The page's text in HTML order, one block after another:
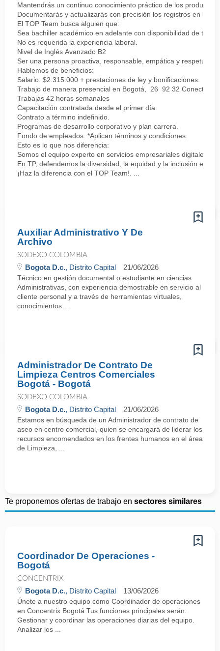
Mantendrás un continuo conocimiento práctico de los
Documentarás y actualizarás con precisión los registros en los
El TOP Team busca alguien que:
Sea bachiller académico en adelante con disponibilidad de
No es requerida la experiencia laboral.
Nivel de Inglés Avanzado B2
Ser una persona proactiva, responsable, empática y respetuosa.
Hablemos de beneficios:
Salario: $2.315.000 + prestaciones de ley y bonificaciones.
Trabajo de manera presencial en Bogotá, 26 92 32 Conecta
Trabajas 42 horas semanales
Capacitación contratada desde el primer día.
Contrato a término indefinido.
Programas de desarrollo corporativo y plan carrera.
Fondo de empleados. *Aplican términos y condiciones.
Esto es lo que nos diferencia:
Somos el equipo experto en servicios empresariales digitales,
En TP, defendemos la diversidad, la equidad y la inclusión en
¡Haz la diferencia con el TOP Team!. ...
Auxiliar Administrativo Y De
Archivo
SODEXO COLOMBIA
Bogota D.c., Distrito Capital 21/06/2026
Técnico en gestión documental o estudiante en ciencias
Administrativas, con experiencia demostrable en servicio al
cliente personal y a través de herramientas virtuales,
conocimientos ...
Administrador De Contrato De
Limpieza Centros Comerciales
Bogotá - Bogotá
SODEXO COLOMBIA
Bogota D.c., Distrito Capital 21/06/2026
Estamos en búsqueda de un Administrador de contrato de
aseo en centro comercial, quien se encargará de liderar los
recursos encomendados en los frentes humanos en el área
de Limpieza, ...
Te proponemos ofertas de trabajo en sectores similares
Coordinador De Operaciones -
Bogotá
CONCENTRIX
Bogota D.c., Distrito Capital 13/06/2026
Únete a nuestro equipo como Coordinador de operaciones
en Concentrix Bogotá Tus funciones principales serán:
Gestionar y coordinar las operaciones diarias del equipo.
Analizar los ...